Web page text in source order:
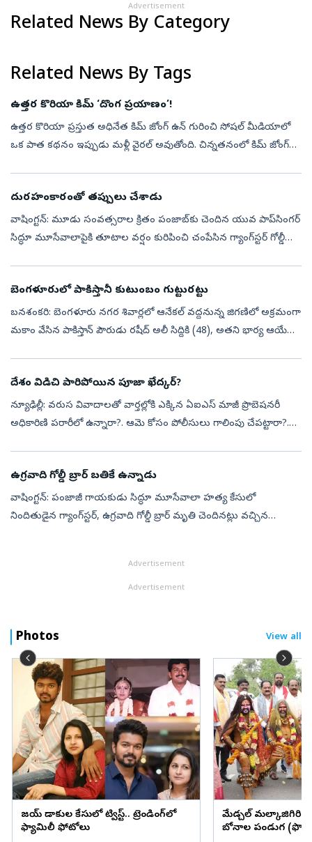
Advertisement
Related News By Category
Related News By Tags
ఉత్తర కొరియా కిమ్‌ ‘దొంగ ప్రయాణం’!
ఉత్తర కొరియా ప్రస్తుత అధినేత కిమ్ జోంగ్ ఉన్ గురించి సోషల్ మీడియాలో
ఒక పాత కథనం ఇప్పుడు మళ్లీ వైరల్ అవుతోంది. చిన్నతనంలో కిమ్ జోంగ్
దురహంకారంతో తప్పులు చేశాడు
వాషింగ్టన్‌: మూడు సంవత్సరాల క్రితం పంజాబ్‌కు చెందిన యువ పాప్‌సింగర్‌
సిద్ధూ మూసేవాలాపైకి తూటాల వర్షం కురిపించి చంపేసిన గ్యాంగ్‌స్టర్‌ గోల్డీ
బెంగళూరులో పాకిస్తానీ కుటుంబం గుట్టురట్టు
బనశంకరి: బెంగళూరు నగర శివార్లలో ఆనేకల్‌ వద్దనున్న జిగణిలో అక్రమంగా
మకాం వేసిన పాకిస్తాన్‌ పౌరుడు రషీద్‌ అలీ సిద్దికి (48), అతని భార్య ఆయేషా
దేశం విడిచి పారిపోయిన పూజా ఖేద్కర్‌?
న్యూఢిల్లీ: వరుస వివాదాలతో వార్తల్లోకి ఎక్కిన ఏఐఎస్‌ మాజీ ప్రొబెషనరీ
అధికారిణి పరారీలో ఉన్నారా?. ఆమె కోసం పోలీసులు గాలింపు చేపట్టారా?.
ఉగ్రవాది గోల్డీ బ్రార్‌ బతికే ఉన్నాడు
వాషింగ్టన్‌: పంజాజీ గాయకుడు సిద్ధూ మూసేవాలా హత్య కేసులో
నిందితుడైన గ్యాంగ్‌స్టర్, ఉగ్రవాది గోల్డీ బ్రార్‌ మృతి చెందినట్లు వచ్చిన
Advertisement
Advertisement
Photos View all
విజయ్ విడాకుల కేసులో ట్విస్ట్.. ట్రెండింగ్‌లో
ఫ్యామిలీ ఫోటోలు
మేడ్చల్ మల్కాజిగిరి
బోనాల పండుగ